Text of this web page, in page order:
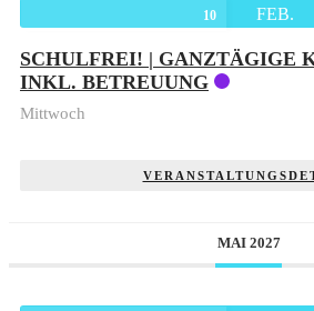
10 FEB.
SCHULFREI! | GANZTÄGIGE
INKL. BETREUUNG
Mittwoch
MAI 2027